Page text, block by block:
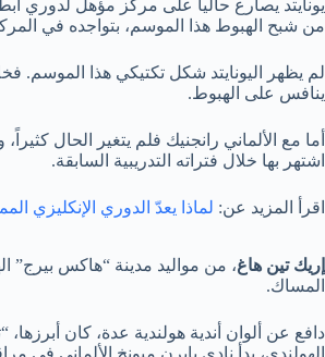
يونايتد يصارع حالياً على مركز مؤهل لدوري
من شبح الهبوط هذا الموسم، بتواجده في
لم يظهر اليونايتد شكل تكتيكي هذا الموسم.
ينافس على الهبوط.
أما مع الألماني رانجنيك فلم يتغير الحال
اشتهر بها خلال فتراته التدريبية السابقة.
اقرأ المزيد عن: لماذا يعدّ الدوري الإنكليزي
إريك تين هاغ، من مواليد مدينة “هاكس بيرج” الهولندية. ولد عام 1970، وعاش في
المساك.
دافع عن ألوان أندية هولندية عدة، كان أبرزها،
الهولندي، بدأ نادي بايرن ميونخ الألماني في